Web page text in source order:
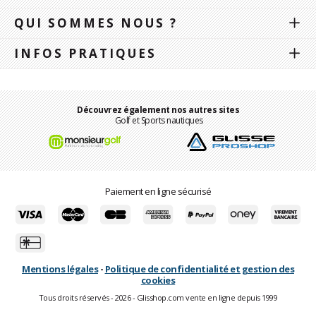
QUI SOMMES NOUS ?
INFOS PRATIQUES
Découvrez également nos autres sites
Golf et Sports nautiques
Paiement en ligne sécurisé
Mentions légales- Politique de confidentialité et gestion des
cookies
Tous droits réservés - 2026 - Glisshop.com vente en ligne depuis 1999